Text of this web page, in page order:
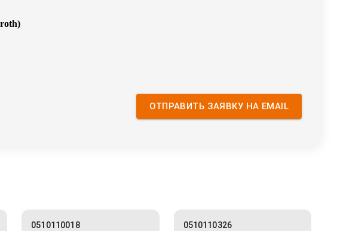
)
ОТПРАВИТЬ ЗАЯВКУ НА EMAIL
0510110018
0510110326